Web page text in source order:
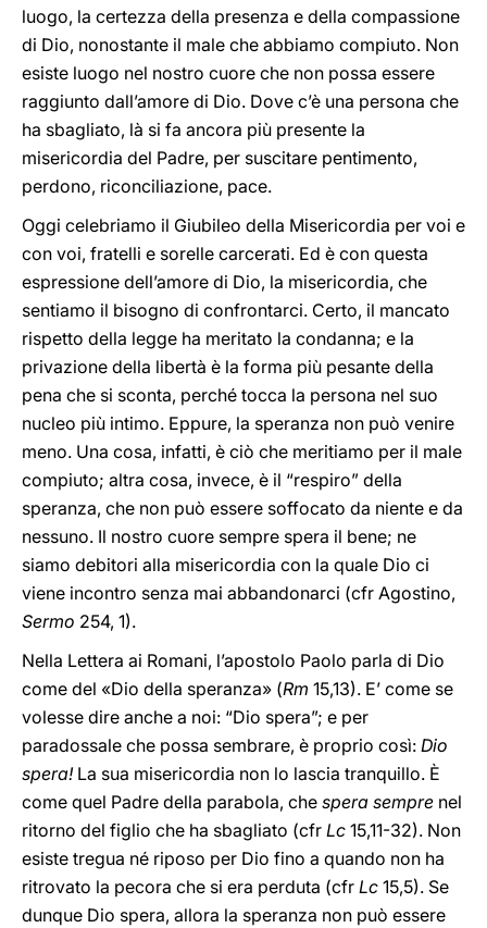
luogo, la certezza della presenza e della compassione
di Dio, nonostante il male che abbiamo compiuto. Non
esiste luogo nel nostro cuore che non possa essere
raggiunto dall’amore di Dio. Dove c’è una persona che
ha sbagliato, là si fa ancora più presente la
misericordia del Padre, per suscitare pentimento,
perdono, riconciliazione, pace.
Oggi celebriamo il Giubileo della Misericordia per voi e
con voi, fratelli e sorelle carcerati. Ed è con questa
espressione dell’amore di Dio, la misericordia, che
sentiamo il bisogno di confrontarci. Certo, il mancato
rispetto della legge ha meritato la condanna; e la
privazione della libertà è la forma più pesante della
pena che si sconta, perché tocca la persona nel suo
nucleo più intimo. Eppure, la speranza non può venire
meno. Una cosa, infatti, è ciò che meritiamo per il male
compiuto; altra cosa, invece, è il “respiro” della
speranza, che non può essere soffocato da niente e da
nessuno. Il nostro cuore sempre spera il bene; ne
siamo debitori alla misericordia con la quale Dio ci
viene incontro senza mai abbandonarci (cfr Agostino,
Sermo 254, 1).
Nella Lettera ai Romani, l’apostolo Paolo parla di Dio
come del «Dio della speranza» (Rm 15,13). E’ come se
volesse dire anche a noi: “Dio spera”; e per
paradossale che possa sembrare, è proprio così: Dio
spera!La sua misericordia non lo lascia tranquillo. È
come quel Padre della parabola, che spera sempre nel
ritorno del figlio che ha sbagliato (cfr Lc 15,11-32). Non
esiste tregua né riposo per Dio fino a quando non ha
ritrovato la pecora che si era perduta (cfr Lc 15,5). Se
dunque Dio spera, allora la speranza non può essere